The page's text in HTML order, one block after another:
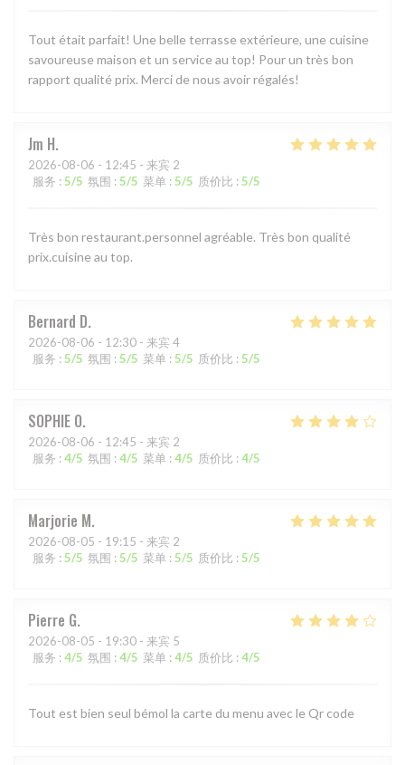
Tout était parfait! Une belle terrasse extérieure, une cuisine
savoureuse maison et un service au top! Pour un très bon
rapport qualité prix. Merci de nous avoir régalés!
Jm H
2026-08-06 - 12:45 - 来宾 2
服务 : 5/5 氛围 : 5/5 菜单 : 5/5 质价比 : 5/5
Très bon restaurant.personnel agréable. Très bon qualité
prix.cuisine au top.
Bernard D
2026-08-06 - 12:30 - 来宾 4
服务 : 5/5 氛围 : 5/5 菜单 : 5/5 质价比 : 5/5
SOPHIE O
2026-08-06 - 12:45 - 来宾 2
服务 : 4/5 氛围 : 4/5 菜单 : 4/5 质价比 : 4/5
Marjorie M
2026-08-05 - 19:15 - 来宾 2
服务 : 5/5 氛围 : 5/5 菜单 : 5/5 质价比 : 5/5
Pierre G
2026-08-05 - 19:30 - 来宾 5
服务 : 4/5 氛围 : 4/5 菜单 : 4/5 质价比 : 4/5
Tout est bien seul bémol la carte du menu avec le Qr code